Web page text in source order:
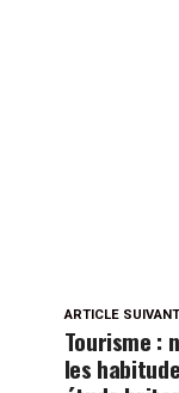
ARTICLE SUIVANT
Tourisme :
les